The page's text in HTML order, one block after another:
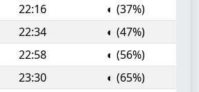
22:16
◐ (37%)
22:34
◐ (47%)
22:58
◐ (56%)
23:30
◐ (65%)